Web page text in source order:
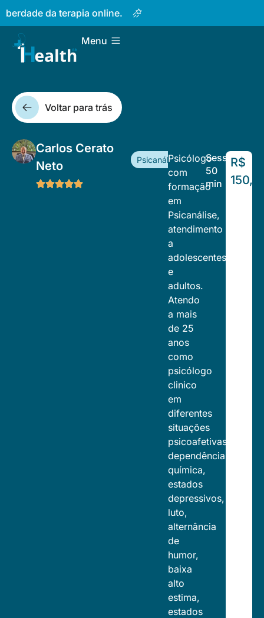
Cuidar da mente nunca foi
Menu
Voltar para trás
Carlos Cerato
Neto
PsicanálisePsicólogo
com
formação
em
Psicanálise,
atendimento
a
adolescentes
e
adultos.
Atendo
a mais
de 25
anos
como
psicólogo
clinico
em
diferentes
situações
psicoafetivas,
dependência
química,
estados
depressivos,
luto,
alternância
de
humor,
baixa
alto
estima,
estados
Sessão
50
min
R$